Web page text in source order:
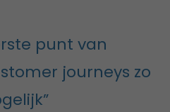
punt van
journeys zo